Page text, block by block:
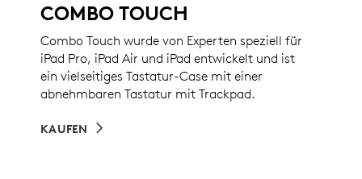
COMBO TOUCH
Combo Touch wurde von Experten speziell für
iPad Pro, iPad Air und iPad entwickelt und ist
ein vielseitiges Tastatur-Case mit einer
abnehmbaren Tastatur mit Trackpad.
KAUFEN